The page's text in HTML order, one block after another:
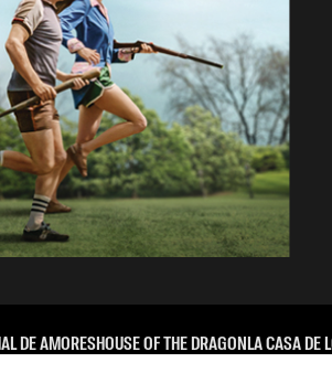
DE AMORESHOUSE OF THE DRAGONLA CASA DE